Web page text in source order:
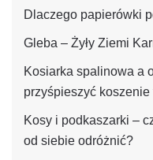
Dlaczego papierówki
Gleba – Żyły Ziemi
Kosiarka spalinowa a
przyśpieszyć koszenie
Kosy i podkaszarki –
od siebie odróżnić?